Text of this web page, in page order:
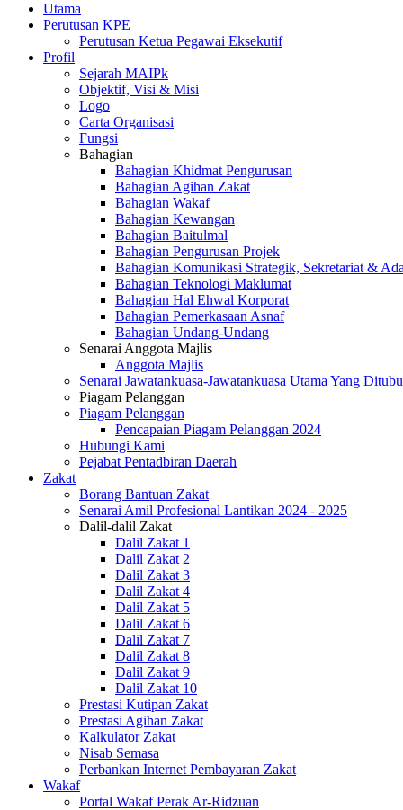
Utama
Perutusan KPE
Perutusan Ketua Pegawai Eksekutif
Profil
Sejarah MAIPk
Objektif, Visi & Misi
Logo
Carta Organisasi
Fungsi
Bahagian
Bahagian Khidmat Pengurusan
Bahagian Agihan Zakat
Bahagian Wakaf
Bahagian Kewangan
Bahagian Baitulmal
Bahagian Pengurusan Projek
Bahagian Komunikasi Strategik, Sekretariat &
Bahagian Teknologi Maklumat
Bahagian Hal Ehwal Korporat
Bahagian Pemerkasaan Asnaf
Bahagian Undang-Undang
Senarai Anggota Majlis
Anggota Majlis
Senarai Jawatankuasa-Jawatankuasa Utama Yang
Piagam Pelanggan
Piagam Pelanggan
Pencapaian Piagam Pelanggan 2024
Hubungi Kami
Pejabat Pentadbiran Daerah
Zakat
Borang Bantuan Zakat
Senarai Amil Profesional Lantikan 2024 - 2025
Dalil-dalil Zakat
Dalil Zakat 1
Dalil Zakat 2
Dalil Zakat 3
Dalil Zakat 4
Dalil Zakat 5
Dalil Zakat 6
Dalil Zakat 7
Dalil Zakat 8
Dalil Zakat 9
Dalil Zakat 10
Prestasi Kutipan Zakat
Prestasi Agihan Zakat
Kalkulator Zakat
Nisab Semasa
Perbankan Internet Pembayaran Zakat
Wakaf
Portal Wakaf Perak Ar-Ridzuan